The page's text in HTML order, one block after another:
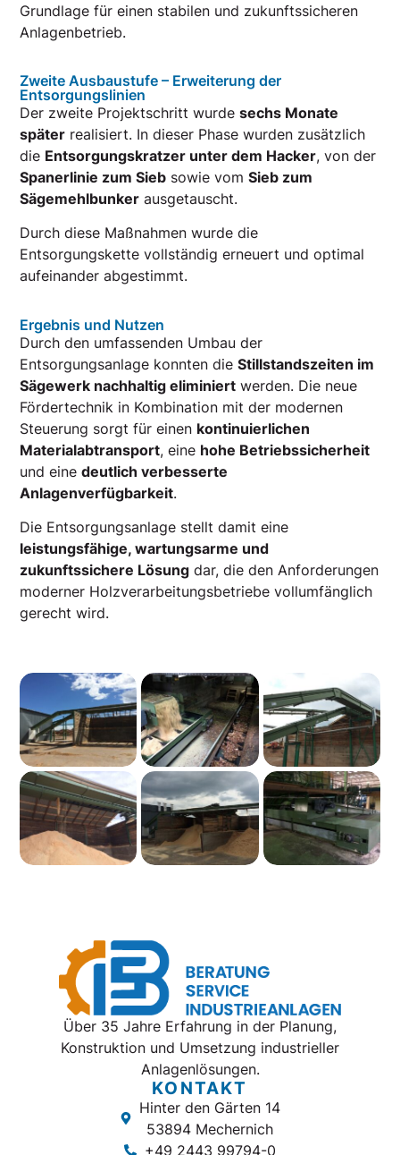
Grundlage für einen stabilen und zukunftssicheren
Anlagenbetrieb.
Zweite Ausbaustufe – Erweiterung der
Entsorgungslinien
Der zweite Projektschritt wurdesechs Monate
später realisiert. In dieser Phase wurden zusätzlich
die Entsorgungskratzer unter dem Hacker, von der
Spanerlinie zum Sieb sowie vomSieb zum
Sägemehlbunker ausgetauscht.
Durch diese Maßnahmen wurde die
Entsorgungskette vollständig erneuert und optimal
aufeinander abgestimmt.
Ergebnis und Nutzen
Durch den umfassenden Umbau der
Entsorgungsanlage konnten dieStillstandszeiten im
Sägewerk nachhaltig eliminiert werden. Die neue
Fördertechnik in Kombination mit der modernen
Steuerung sorgt für einen kontinuierlichen
Materialabtransport, eine hohe Betriebssicherheit
und einedeutlich verbesserte
Anlagenverfügbarkeit.
Die Entsorgungsanlage stellt damit eine
leistungsfähige, wartungsarme und
zukunftssichere Lösung dar, die den Anforderungen
moderner Holzverarbeitungsbetriebe vollumfänglich
gerecht wird.
Über 35 Jahre Erfahrung in der Planung,
Konstruktion und Umsetzung industrieller
Anlagenlösungen.
KONTAKT
Hinter den Gärten 14
53894 Mechernich
+49 2443 99794-0